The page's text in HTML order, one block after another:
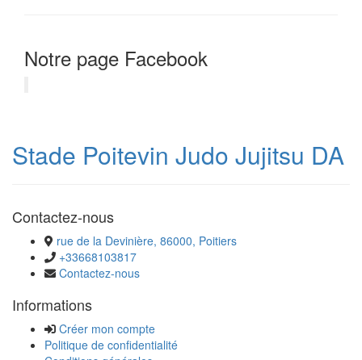
Notre page Facebook
Stade Poitevin Judo Jujitsu DA
Contactez-nous
rue de la Devinière, 86000, Poitiers
+33668103817
Contactez-nous
Informations
Créer mon compte
Politique de confidentialité